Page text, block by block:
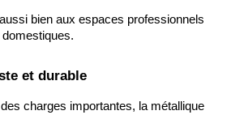
bien aux espaces professionnels
domestiques.
et durable
charges importantes, la métallique